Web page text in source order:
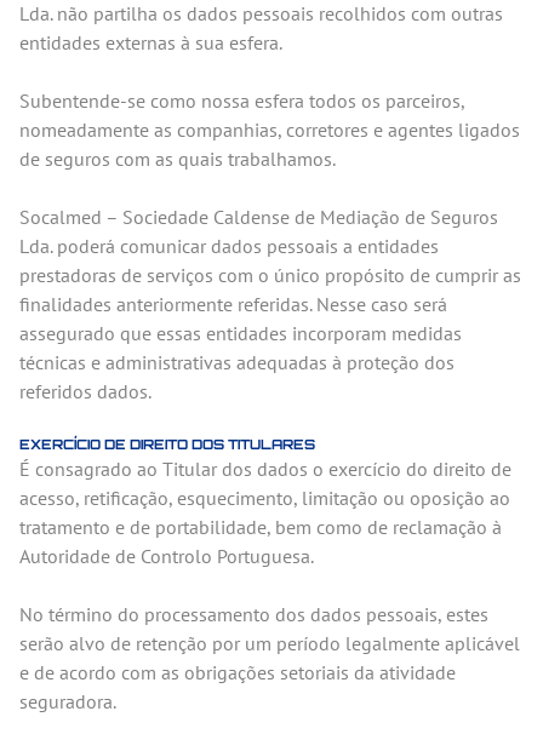
Lda. não partilha os dados pessoais recolhidos com outras
entidades externas à sua esfera.
Subentende-se como nossa esfera todos os parceiros,
nomeadamente as companhias, corretores e agentes ligados
de seguros com as quais trabalhamos.
Socalmed – Sociedade Caldense de Mediação de Seguros
Lda. poderá comunicar dados pessoais a entidades
prestadoras de serviços com o único propósito de cumprir as
finalidades anteriormente referidas. Nesse caso será
assegurado que essas entidades incorporam medidas
técnicas e administrativas adequadas à proteção dos
referidos dados.
EXERCÍCIO DE DIREITO DOS TITULARES
É consagrado ao Titular dos dados o exercício do direito de
acesso, retificação, esquecimento, limitação ou oposição ao
tratamento e de portabilidade, bem como de reclamação à
Autoridade de Controlo Portuguesa.
No término do processamento dos dados pessoais, estes
serão alvo de retenção por um período legalmente aplicável
e de acordo com as obrigações setoriais da atividade
seguradora.